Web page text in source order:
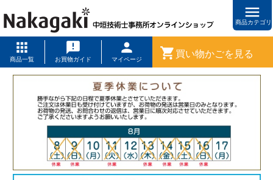
menu
商品カテゴリ
商品一覧 お買物ガイド マイページ shopping_cart 買い物かごを見る